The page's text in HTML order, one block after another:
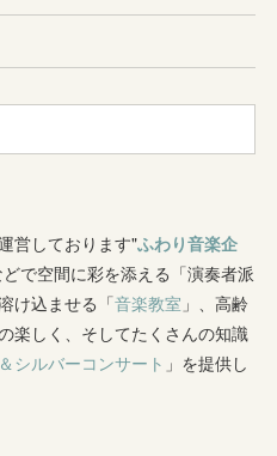
営しております"ふわり音楽企
で空間に彩を添える「演奏者派
け込ませる「音楽教室 」、高齢
楽しく、そしてたくさんの知識
シルバーコンサート 」を提供し